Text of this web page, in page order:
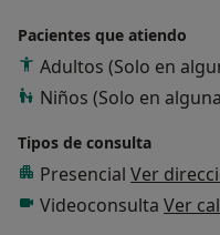
Pacientes que atiendo
Adultos (Solo en
Niños (Solo en
Tipos de consulta
Presencial Ver
Videoconsulta Ver